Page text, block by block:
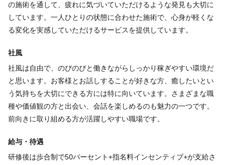
福利厚生
インセンティブあり ノルマなし 制服あり
福利厚生の詳細
インセンティブあり・ノルマなし・副業・WワークOK・制服あり
特徴
の施術を通して、疲れに気づいていただけるような発見も大切に
しています。一人ひとりの状態に合わせた施術で、心身が軽くな
る変化を実感していただけるサービスを提供しています。
社風
社風は自由で、のびのびと働きながらしっかり稼ぎやすい環境だ
と思います。お客様とお話しすることが好きな方、癒したいとい
う気持ちを大切にできる方には特に向いています。さまざまな職
種や価値観の方と出会い、会話を楽しめるのも魅力の一つです。
前向きに取り組める方が活躍しやすい職場です。
給与・待遇
研修後は歩合制で50パーセント+指名料インセンティブ+が支給さ